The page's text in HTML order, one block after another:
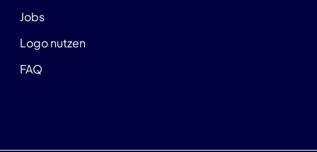
Jobs
Logo nutzen
FAQ